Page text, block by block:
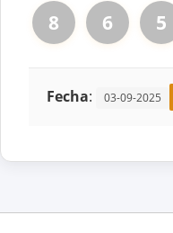
8 6 5
Fecha: 03-09-2025